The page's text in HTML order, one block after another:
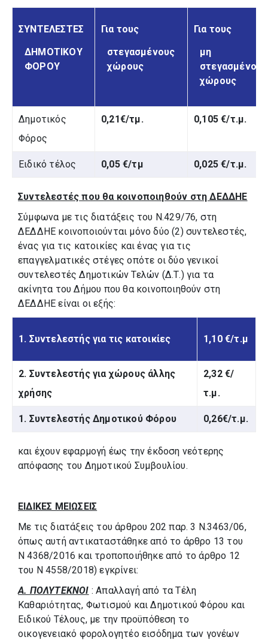
ΣΥΝΤΕΛΕΣΤΕΣ
ΔΗΜΟΤΙΚΟΥ
ΦΟΡΟΥ
Για τους
στεγασμένους
χώρους
Για τους
μη
στεγασμένους
χώρους
Δημοτικός
Φόρος
0,21€/τμ. 0,105 €/τ.μ.
Ειδικό τέλος 0,05 €/τμ 0,025 €/τ.μ.
Συντελεστές που θα κοινοποιηθούν στη ΔΕΔΔΗΕ
Σύμφωνα με τις διατάξεις του Ν.429/76, στη
∆Ε∆∆ΗΕ κοινοποιούνται µόνο δύο (2) συντελεστές,
ένας για τις κατοικίες και ένας για τις
επαγγελματικές στέγες οπότε οι δύο γενικοί
συντελεστές Δημοτικών Τελών (∆.Τ.) για τα
ακίνητα του Δήμου που θα κοινοποιηθούν στη
∆Ε∆∆ΗΕ είναι οι εξής:
1. Συντελεστής για τις κατοικίες 1,10 €/τ.μ
2. Συντελεστής για χώρους άλλης
χρήσης
2,32 €/
τ.μ.
1. Συντελεστής Δημοτικού Φόρου 0,26€/τ.μ.
και έχουν εφαρμογή έως την έκδοση νεότερης
απόφασης του Δημοτικού Συμβουλίου.
ΕΙΔΙΚΕΣ ΜΕΙΩΣΕΙΣ
Με τις διατάξεις του άρθρου 202 παρ. 3 Ν.3463/06,
όπως αυτή αντικαταστάθηκε από το άρθρο 13 του
Ν 4368/2016 και τροποποιήθηκε από το άρθρο 12
του Ν 4558/2018) εγκρίνει:
Α. ΠΟΛΥΤΕΚΝΟΙ : Απαλλαγή από τα Τέλη
Καθαριότητας, Φωτισμού και Δημοτικού Φόρου και
Ειδικού Τέλους, με την προϋπόθεση το
οικογενειακό φορολογητέο εισόδημα των γονέων